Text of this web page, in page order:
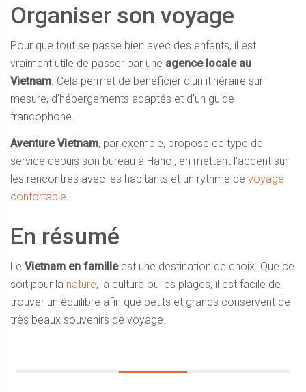
Organiser son voyage
Pour que tout se passe bien avec des enfants, il est
vraiment utile de passer par une agence locale au
Vietnam . Cela permet de bénéficier d’un itinéraire sur
mesure, d’hébergements adaptés et d’un guide
francophone.
Aventure Vietnam, par exemple, propose ce type de
service depuis son bureau à Hanoï, en mettant l’accent sur
les rencontres avec les habitants et un rythme de voyage
confortable
En résumé
Le Vietnam en familleest une destination de choix. Que ce
soit pour la nature, la culture ou les plages, il est facile de
trouver un équilibre afin que petits et grands conservent de
très beaux souvenirs de voyage.